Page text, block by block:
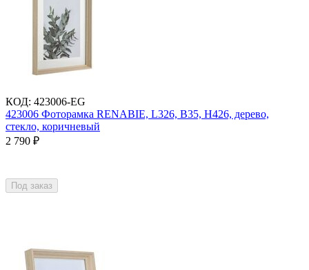
КОД: 423006-EG
423006 Фоторамка RENABIE, L326, B35, H426, дерево,
стекло, коричневый
2 790 ₽
Под заказ